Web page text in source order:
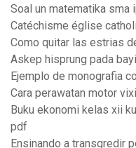
Soal un matematika sma
Catéchisme église
Como quitar las estrias
Askep hisprung pada
Ejemplo de monografia
Cara perawatan motor
Buku ekonomi kelas xii
pdf
Ensinando a transgredir